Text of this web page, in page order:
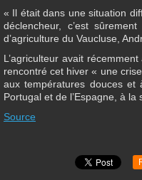
« Il était dans une situation
déclencheur, c’est
d’agriculture du Vaucluse,
L’agriculteur avait
rencontré cet hiver « une
aux températures douces et
Portugal et de l’Espagne, à la
Source